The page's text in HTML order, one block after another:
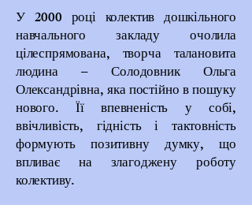
У 2000 році колектив дошкільного
навчального закладу очолила
цілеспрямована, творча талановита
людина – Солодовник Ольга
Олександрівна, яка постійно в пошуку
нового. Її впевненість у собі,
ввічливість, гідність і тактовність
формують позитивну думку, що
впливає на злагоджену роботу
колективу.